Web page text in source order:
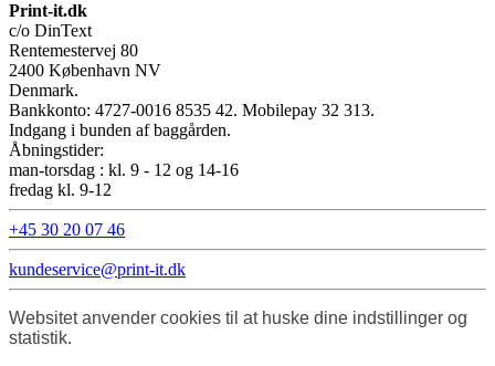
Print-it.dk
c/o DinText
Rentemestervej 80
2400 København NV
Denmark.
Bankkonto: 4727-0016 8535 42. Mobilepay 32 313.
Indgang i bunden af baggården.
Åbningstider:
man-torsdag : kl. 9 - 12 og 14-16
fredag kl. 9-12
+45 30 20 07 46
kundeservice@print-it.dk
Websitet anvender cookies til at huske dine indstillinger og
statistik.